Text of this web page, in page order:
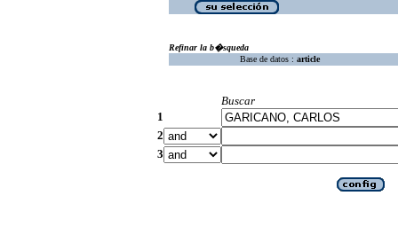
Refinar la b�squeda
Base de datos : article
Buscar
1
2
3